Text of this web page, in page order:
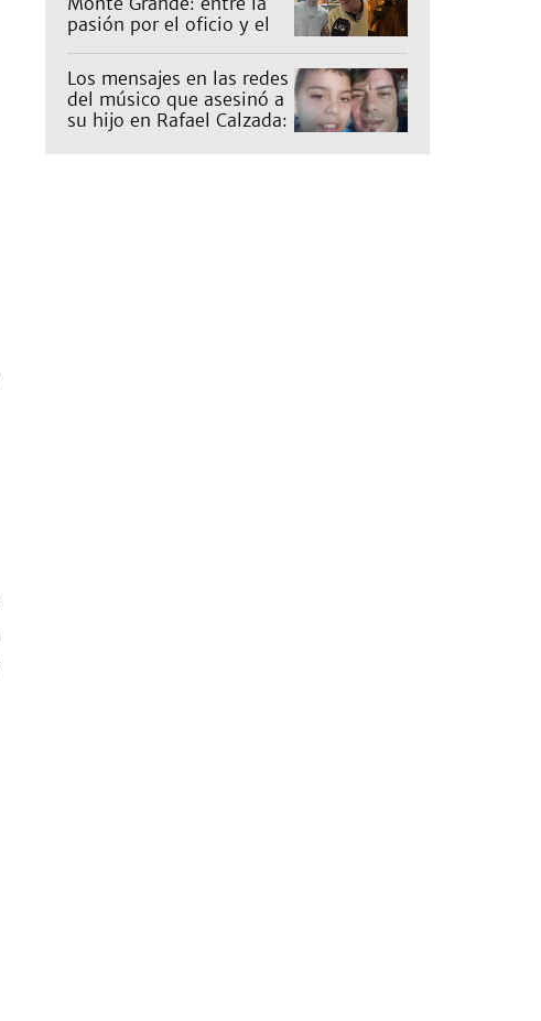
pasión por el oficio y el
ventas
Los mensajes en las redes
del músico que asesinó a
su hijo en Rafael Calzada: